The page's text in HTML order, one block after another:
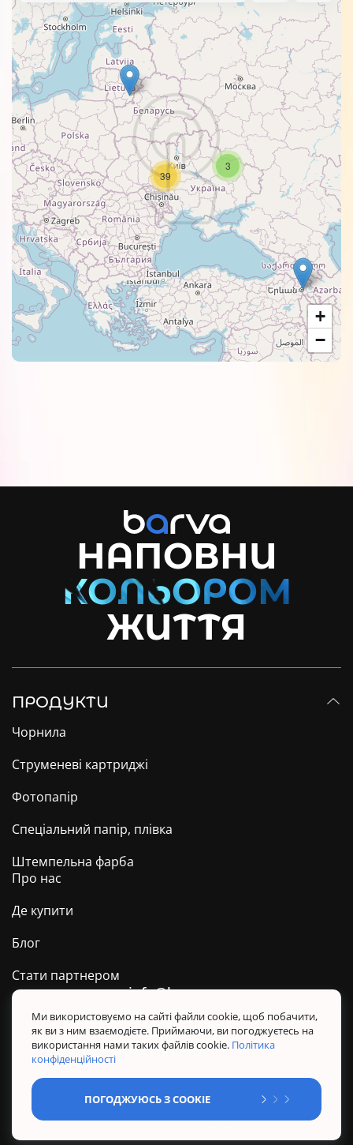
3
39
+
−
НАПОВНИ
ЖИТТЯ
ПРОДУКТИ
Чорнила
Струменеві картриджі
Фотопапір
Спеціальний папір, плівка
Штемпельна фарба
Про нас
Де купити
Блог
Стати партнером
Техпідтримка ТМ BARVA
Політика конфіденційності
Правила користування сайтом
Sitemap
info@barva.ua
Ми використовуємо на сайті файли cookie, щоб побачити,
як ви з ним взаємодієте. Приймаючи, ви погоджуєтесь на
використання нами таких файлів cookie. Політика
конфіденційності
ПОГОДЖУЮСЬ З COOKIE